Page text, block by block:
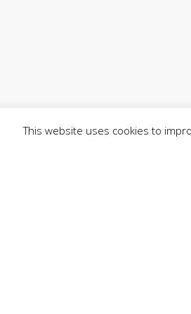
This website uses cookies to